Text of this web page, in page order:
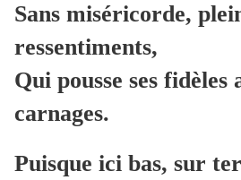
Sans miséricorde,
ressentiments,
Qui pousse ses fidèles
carnages.
Puisque ici bas, sur